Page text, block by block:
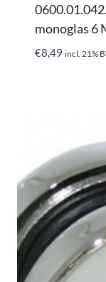
monoglas 6
€8,49 incl. 21%